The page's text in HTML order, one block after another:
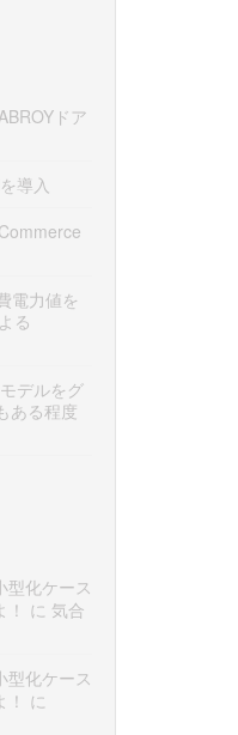
ドア
導入
電力値を
る
デルをグ
ある程度
型化ケース
に 気合
型化ケース
に